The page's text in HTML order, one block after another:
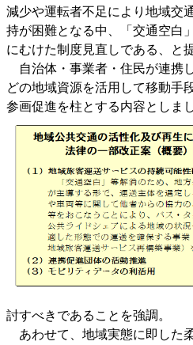
減少や運転者不足により地域交
持が困難となる中、「交通空白
にむけた制度見直しである、と
自治体・事業者・住民が連携
どの地域資源を活用して移動手
参画促進を柱とする内容としまし
討すべきであることを強調。
あわせて、地域実態に即した